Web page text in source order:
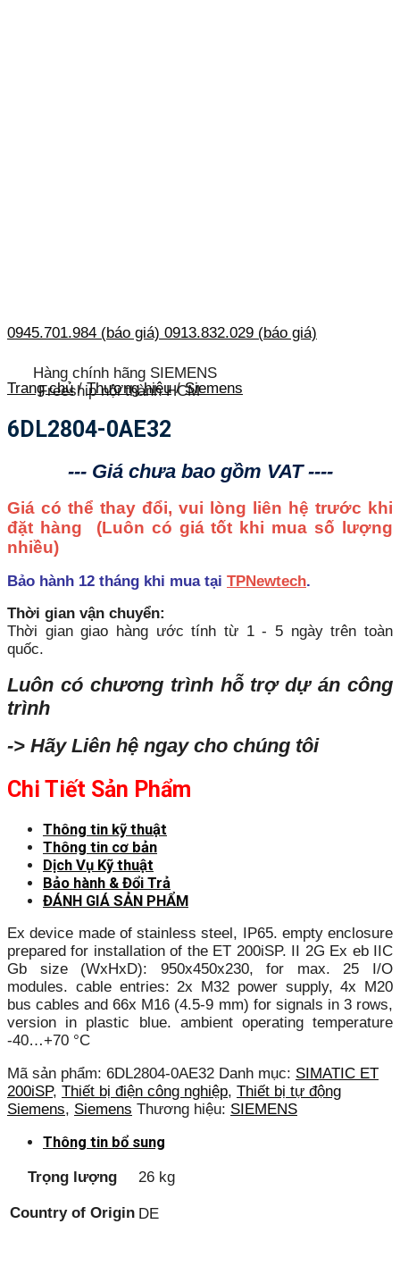
0945.701.984 (báo giá) 0913.832.029 (báo giá)
Hàng chính hãng SIEMENS
Freeship nội thành HCM
Trang chủ / Thương hiệu / Siemens
6DL2804-0AE32
--- Giá chưa bao gồm VAT ----
Giá có thể thay đổi, vui lòng liên hệ trước khi
đặt hàng (Luôn có giá tốt khi mua số lượng
nhiều)
Bảo hành 12 tháng khi mua tại TPNewtech.
Thời gian vận chuyển:
Thời gian giao hàng ước tính từ 1 - 5 ngày trên toàn
quốc.
Luôn có chương trình hỗ trợ dự án công
trình
-> Hãy Liên hệ ngay cho chúng tôi
Chi Tiết Sản Phẩm
Thông tin kỹ thuật
Thông tin cơ bản
Dịch Vụ Kỹ thuật
Bảo hành & Đổi Trả
ĐÁNH GIÁ SẢN PHẨM
Ex device made of stainless steel, IP65. empty enclosure
prepared for installation of the ET 200iSP. II 2G Ex eb IIC
Gb size (WxHxD): 950x450x230, for max. 25 I/O
modules. cable entries: 2x M32 power supply, 4x M20
bus cables and 66x M16 (4.5-9 mm) for signals in 3 rows,
version in plastic blue. ambient operating temperature
-40…+70 °C
Mã sản phẩm: 6DL2804-0AE32 Danh mục: SIMATIC ET
200iSP, Thiết bị điện công nghiệp, Thiết bị tự động
Siemens, Siemens Thương hiệu: SIEMENS
Thông tin bổ sung
Trọng lượng 26 kg
Country of Origin DE